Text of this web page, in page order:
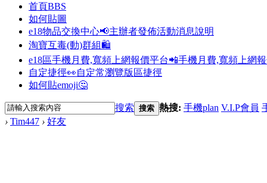
首頁BBS
如何貼圖
e18物品交換中心📢主辦者發佈活動消息說明
淘寶互毒(動)群組🛍️
e18區手機月費,寬頻上網報價平台📲手機月費,寬頻上網
自定捷徑👀自定常瀏覽版區捷徑
如何貼emoji🤔
搜索 搜索 熱搜: 手機plan V.I.P會員
› Tim447 › 好友